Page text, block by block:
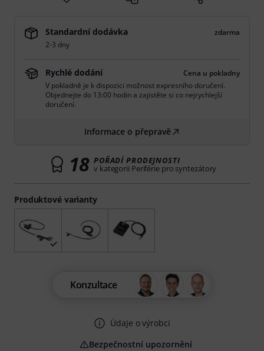
Produktové varianty
Standardní dodávka
zdarma
2-3 dny
Rychlé dodání
Cena u pokladny
V pokladně je k dispozici možnost expresního doručení.
Objednejte do 13:00 hodin a zajistěte si co nejrychlejší
doručení.
Informace o přepravě
18 POŘADÍ PRODEJNOSTI
v kategorii Periférie pro syntezátory
Konzultace
Údaje o výrobci
Bezpečnostní upozornění